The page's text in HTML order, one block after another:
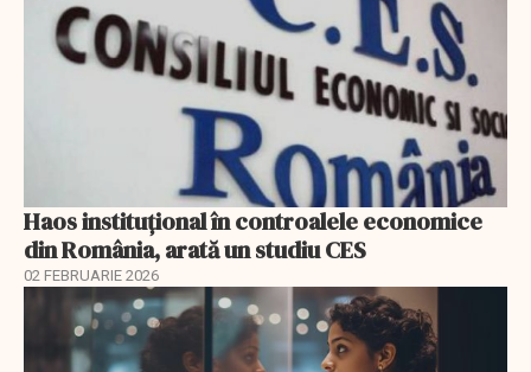
Haos instituțional în controalele economice
din România, arată un studiu CES
02 FEBRUARIE 2026